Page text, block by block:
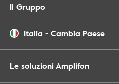
Il Gruppo
Italia - Cambia Paese
Le soluzioni Amplifon